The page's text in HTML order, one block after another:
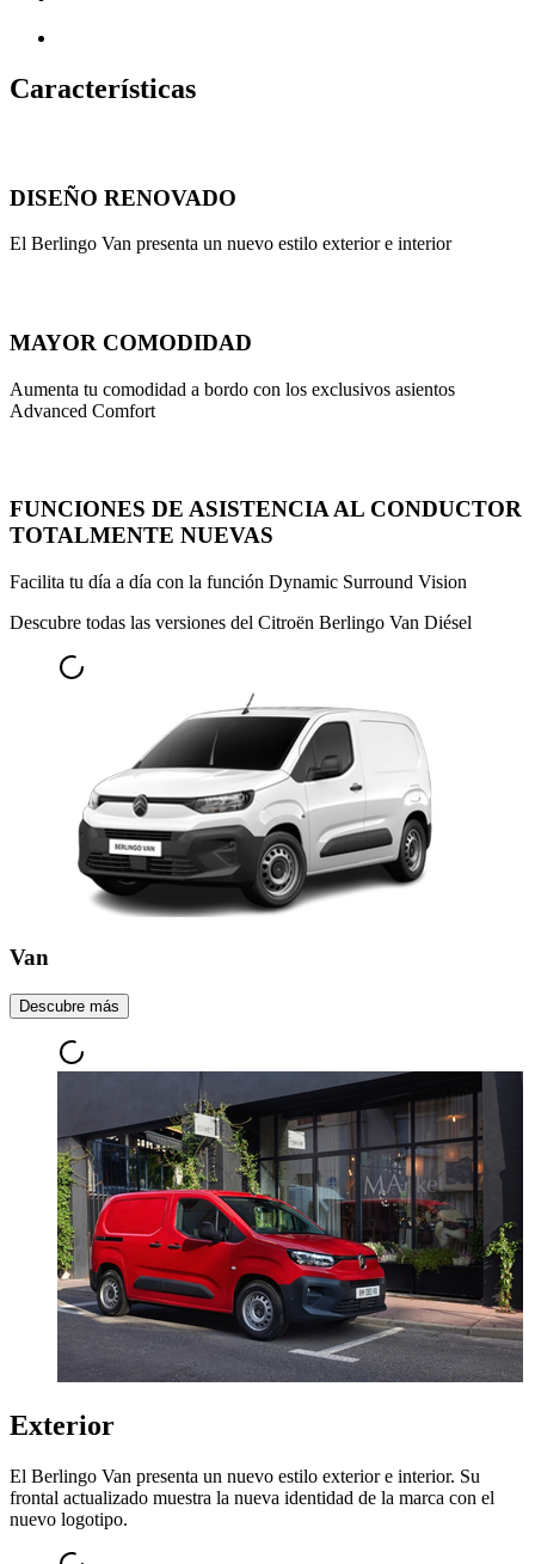
Características
DISEÑO RENOVADO
El Berlingo Van presenta un nuevo estilo exterior e interior
MAYOR COMODIDAD
Aumenta tu comodidad a bordo con los exclusivos asientos
Advanced Comfort
FUNCIONES DE ASISTENCIA AL CONDUCTOR
TOTALMENTE NUEVAS
Facilita tu día a día con la función Dynamic Surround Vision
Descubre todas las versiones del Citroën Berlingo Van Diésel
Van
Descubre más
Exterior
El Berlingo Van presenta un nuevo estilo exterior e interior. Su
frontal actualizado muestra la nueva identidad de la marca con el
nuevo logotipo.